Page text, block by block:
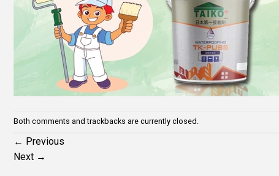
Both comments and trackbacks are currently closed.
← Previous
Next →